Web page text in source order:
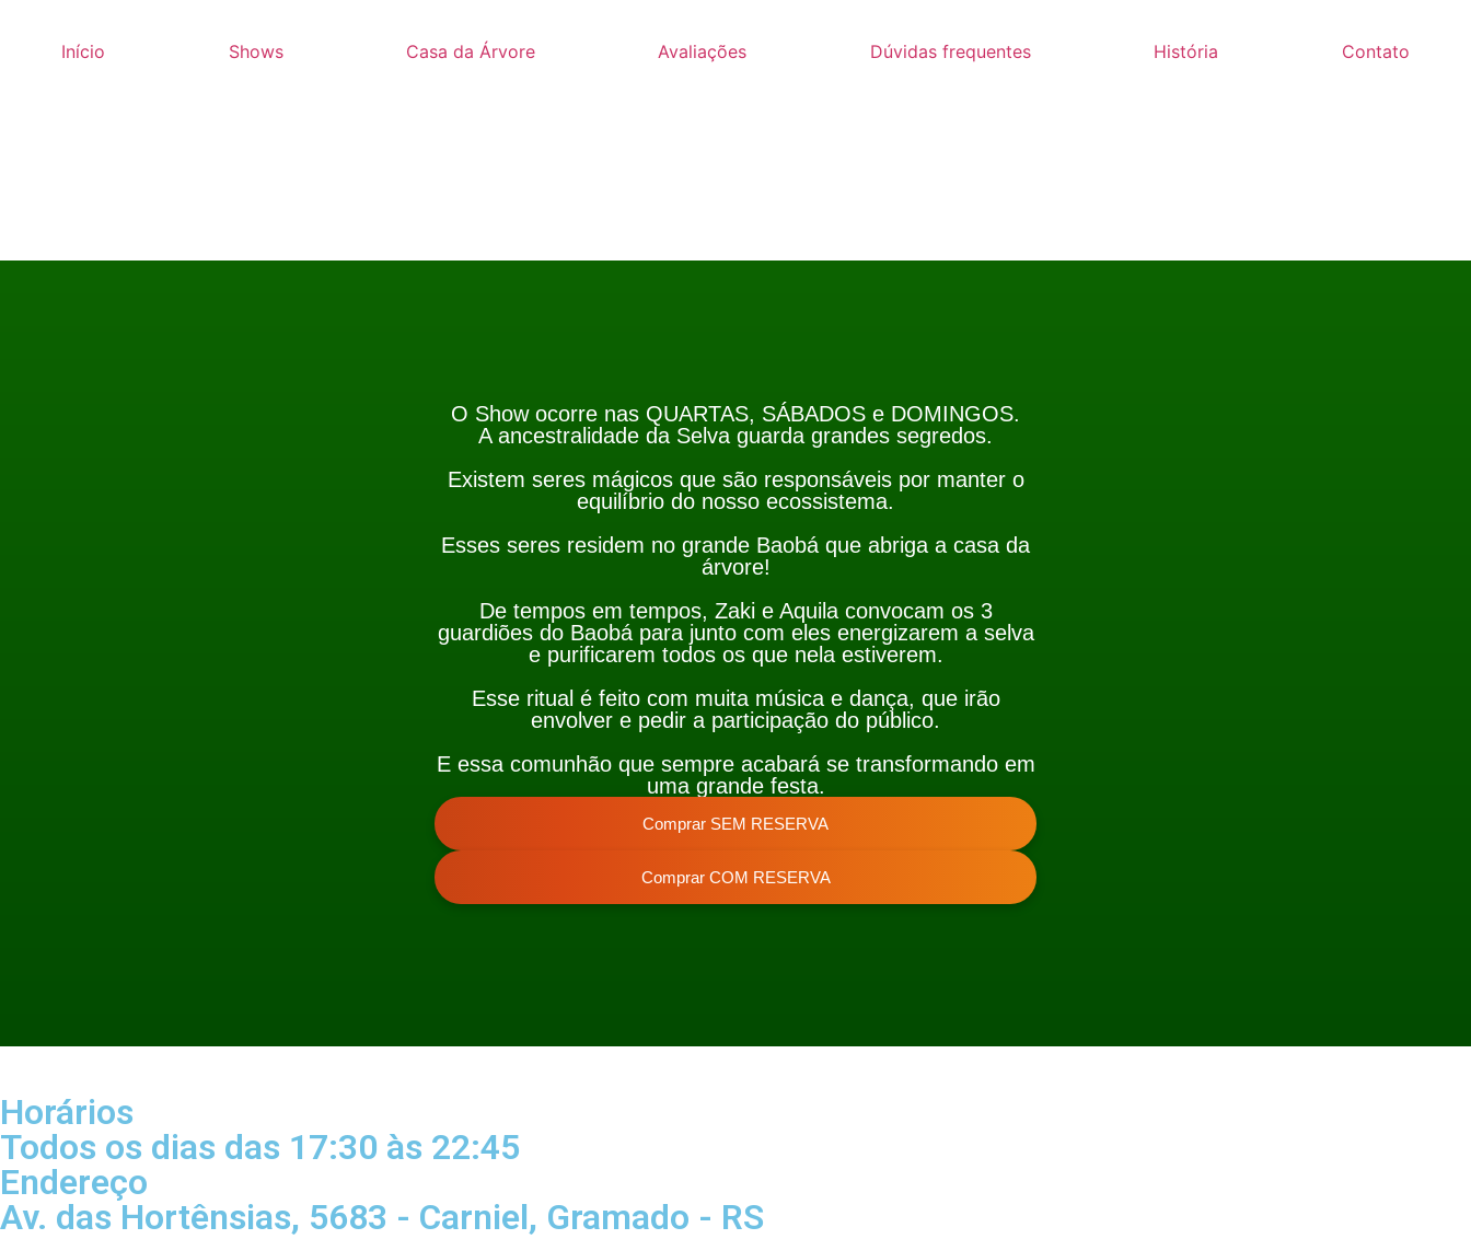
Início Shows Casa da Árvore Avaliações Dúvidas frequentes História Contato
O Show ocorre nas QUARTAS, SÁBADOS e DOMINGOS.
A ancestralidade da Selva guarda grandes segredos.
Existem seres mágicos que são responsáveis por manter o
equilíbrio do nosso ecossistema.
Esses seres residem no grande Baobá que abriga a casa da
árvore!
De tempos em tempos, Zaki e Aquila convocam os 3
guardiões do Baobá para junto com eles energizarem a selva
e purificarem todos os que nela estiverem.
Esse ritual é feito com muita música e dança, que irão
envolver e pedir a participação do público.
E essa comunhão que sempre acabará se transformando em
uma grande festa.
Comprar SEM RESERVA
Comprar COM RESERVA
Horários
Todos os dias das 17:30 às 22:45
Endereço
Av. das Hortênsias, 5683 - Carniel, Gramado - RS